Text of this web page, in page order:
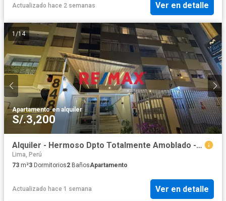
Actualizado hace 2 semanas Ver en detalle
1 /14
Apartamento·en alquiler
S/.3,200
Alquiler - Hermoso Dpto Totalmente Amoblado - Santa Beatriz
Lima, Perú
73 m²3 Dormitorios2 BañosApartamento
Actualizado hace 1 semana Ver en detalle